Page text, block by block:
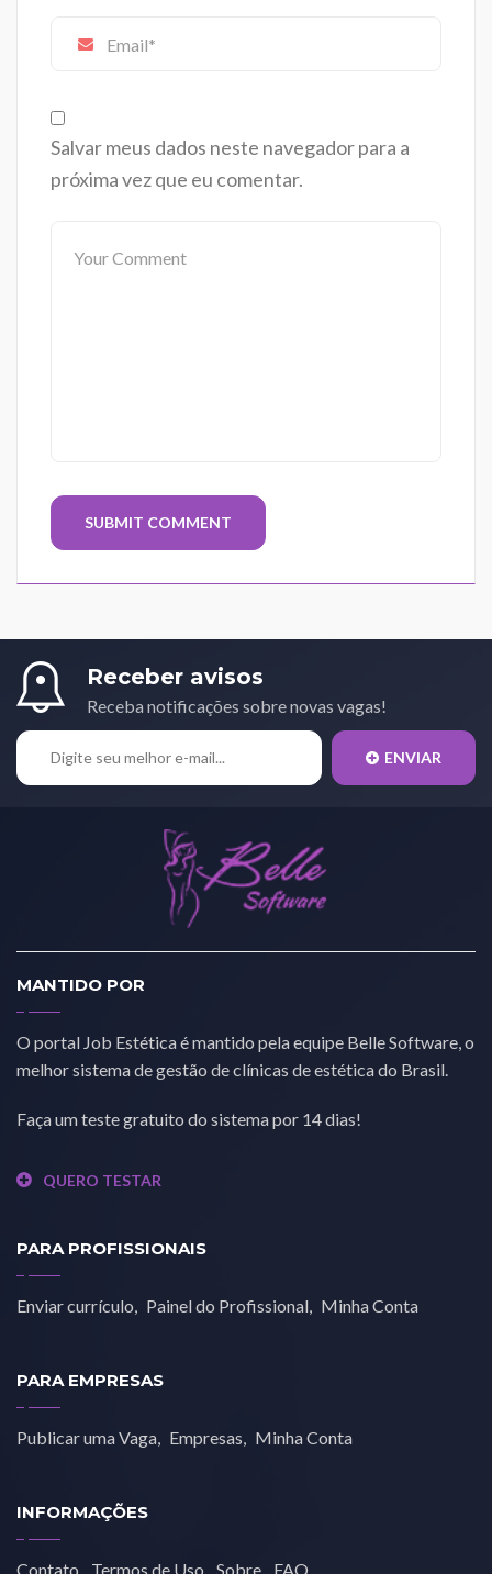
Salvar meus dados neste navegador para a
próxima vez que eu comentar.
Receber avisos
Receba notificações sobre novas vagas!
ENVIAR
MANTIDO POR
O portal Job Estética é mantido pela equipe Belle Software, o
melhor sistema de gestão de clínicas de estética do Brasil.
Faça um teste gratuito do sistema por 14 dias!
QUERO TESTAR
PARA PROFISSIONAIS
Enviar currículo Painel do Profissional Minha Conta
PARA EMPRESAS
Publicar uma Vaga Empresas Minha Conta
INFORMAÇÕES
Contato Termos de Uso Sobre FAQ